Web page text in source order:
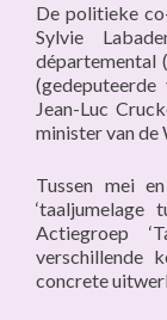
De politieke
Sylvie
départemental
Jean-Luc
minister van de
Tussen mei
‘taaljumelage
Actiegroep
verschillende
concrete